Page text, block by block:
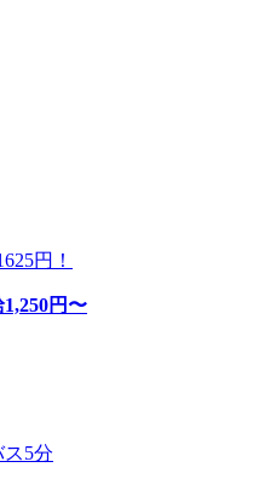
円！
1,250円〜
5分